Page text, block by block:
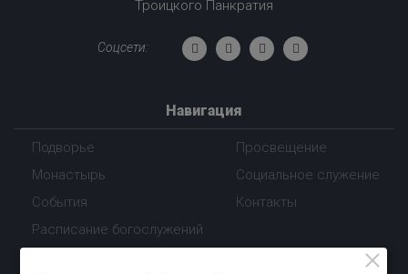
Троицкого Панкратия
Соцсети:
Навигация
Подворье
Монастырь
События
Расписание богослужений
Просвещение
Социальное служение
Контакты